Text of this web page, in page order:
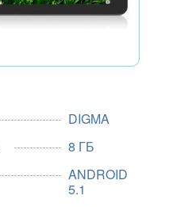
DIGMA
8 ГБ
ANDROID
5.1